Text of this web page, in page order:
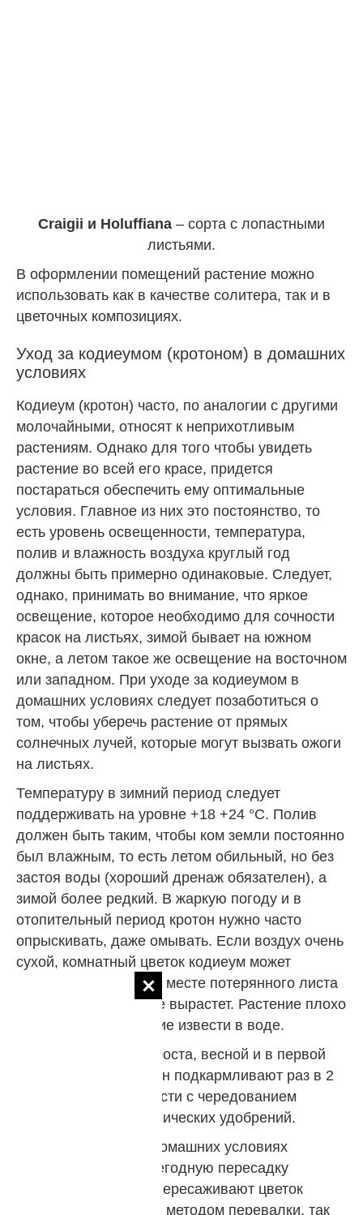
Сraigii и Нoluffiana – сорта с лопастными
листьями.
В оформлении помещений растение можно
использовать как в качестве солитера, так и в
цветочных композициях.
Уход за кодиеумом (кротоном) в домашних
условиях
Кодиеум (кротон) часто, по аналогии с другими
молочайными, относят к неприхотливым
растениям. Однако для того чтобы увидеть
растение во всей его красе, придется
постараться обеспечить ему оптимальные
условия. Главное из них это постоянство, то
есть уровень освещенности, температура,
полив и влажность воздуха круглый год
должны быть примерно одинаковые. Следует,
однако, принимать во внимание, что яркое
освещение, которое необходимо для сочности
красок на листьях, зимой бывает на южном
окне, а летом такое же освещение на восточном
или западном. При уходе за кодиеумом в
домашних условиях следует позаботиться о
том, чтобы уберечь растение от прямых
солнечных лучей, которые могут вызвать ожоги
на листьях.
Температуру в зимний период следует
поддерживать на уровне +18 +24 °C. Полив
должен быть таким, чтобы ком земли постоянно
был влажным, то есть летом обильный, но без
застоя воды (хороший дренаж обязателен), а
зимой более редкий. В жаркую погоду и в
отопительный период кротон нужно часто
опрыскивать, даже омывать. Если воздух очень
сухой, комнатный цветок кодиеум может
сбросить листву, а на месте потерянного листа
новый уже никогда не вырастет. Растение плохо
переносит присутствие извести в воде.
В период активного роста, весной и в первой
половине лета, кротон подкармливают раз в 2
недели, по возможности с чередованием
минеральных и органических удобрений.
Уход за кротоном в домашних условиях
предусматривает ежегодную пересадку
молодых растений. Пересаживают цветок
кодиеум обязательно методом перевалки, так